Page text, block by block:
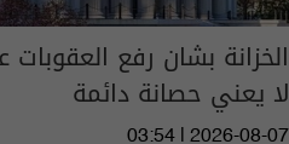
الخزانة بشان رفع
لا يعني حصانة دائمة
03:54 | 2026-08-07